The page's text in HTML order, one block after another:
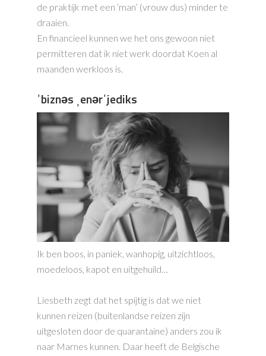
de praktijk met een ‘man’ (vrouw dus) minder te
draaien.
En financieel kunnen we het ons gewoon niet
permitteren dat ik niet werk doordat Koen al
maanden werkloos is.
ˈbiznəs ˌenərˈjediks
Ik ben boos, in paniek, wanhopig, uitzichtloos,
moedeloos, kapot en uitgehuild…
Liesbeth zegt dat het spijtig is dat we niet
kunnen reizen (buitenlandse reizen zijn
uitgesloten door de quarantaine) anders zou ik
naar Marnes kunnen. Daar heeft de Belgische